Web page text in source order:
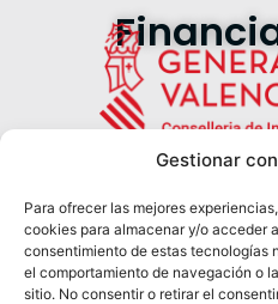
Gestionar
Para ofrecer las mejores
cookies para almacenar y/o acceder
consentimiento de estas tecnologías
el comportamiento de navegación o
sitio. No consentir o retirar el
Síguenos